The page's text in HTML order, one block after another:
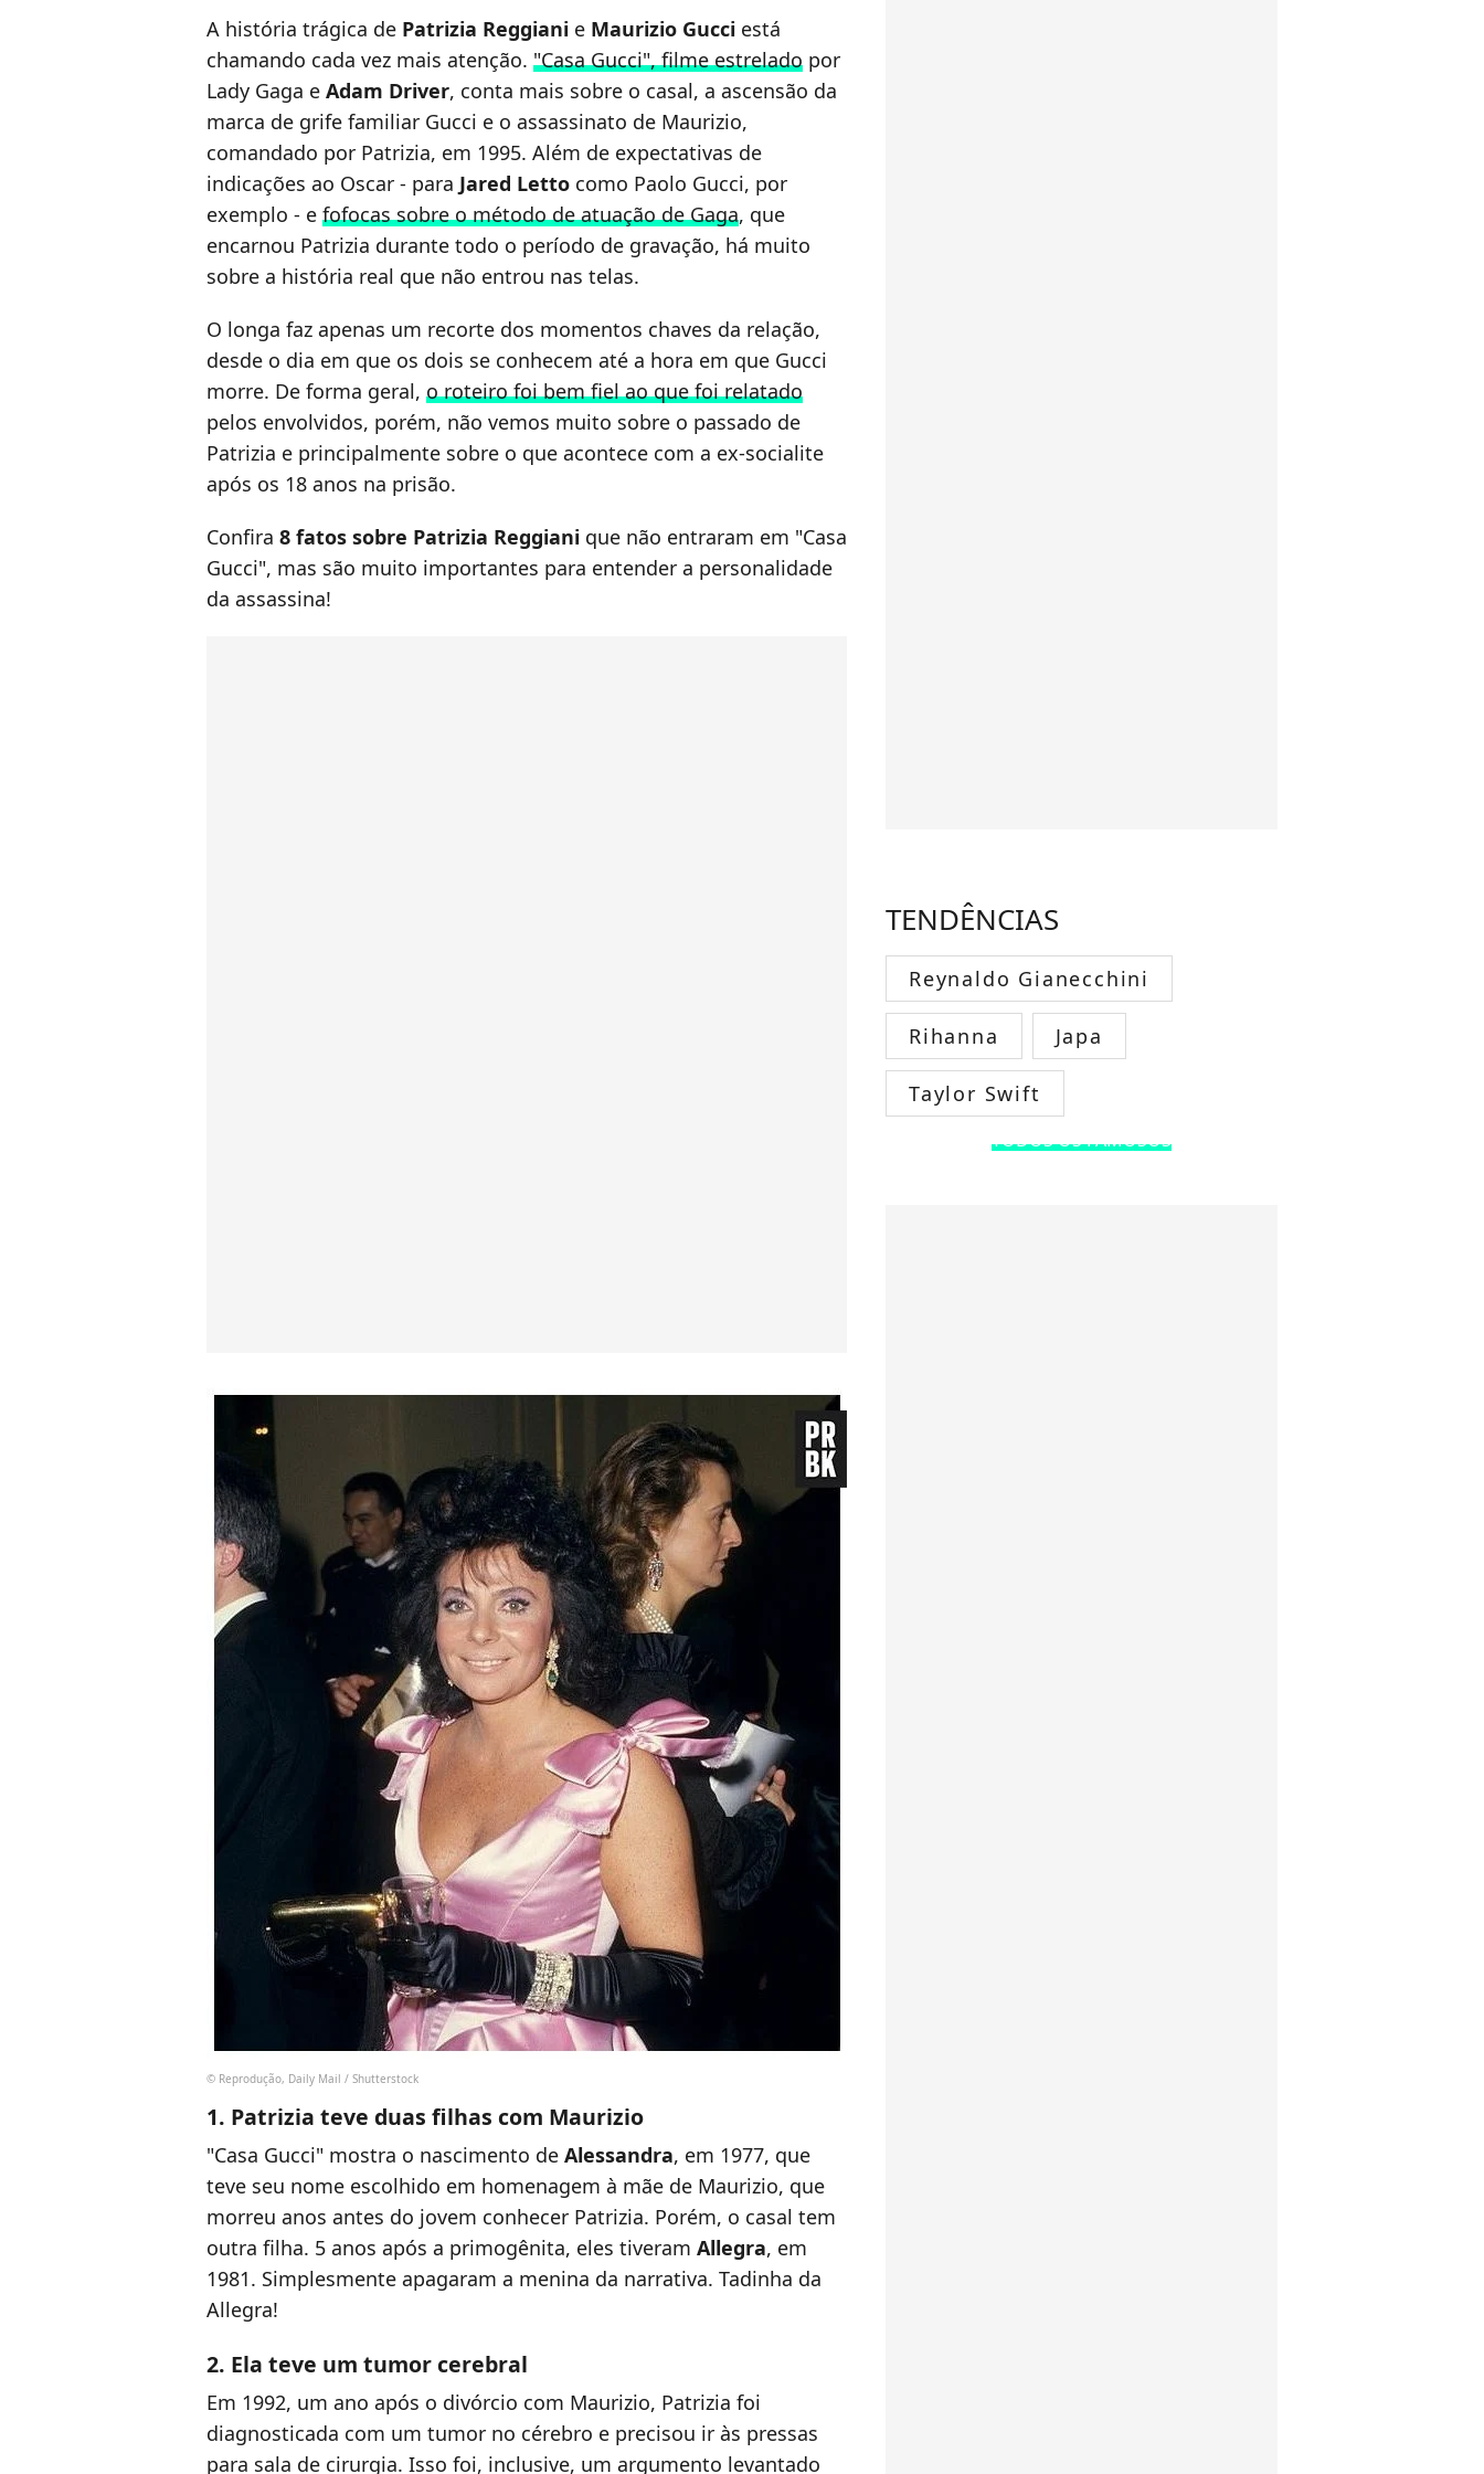
A história trágica de Patrizia Reggiani e Maurizio Gucci está
chamando cada vez mais atenção. "Casa Gucci", filme estrelado por
Lady Gaga e Adam Driver, conta mais sobre o casal, a ascensão da
marca de grife familiar Gucci e o assassinato de Maurizio,
comandado por Patrizia, em 1995. Além de expectativas de
indicações ao Oscar - para Jared Letto como Paolo Gucci, por
exemplo - e fofocas sobre o método de atuação de Gaga, que
encarnou Patrizia durante todo o período de gravação, há muito
sobre a história real que não entrou nas telas.
O longa faz apenas um recorte dos momentos chaves da relação,
desde o dia em que os dois se conhecem até a hora em que Gucci
morre. De forma geral, o roteiro foi bem fiel ao que foi relatado
pelos envolvidos, porém, não vemos muito sobre o passado de
Patrizia e principalmente sobre o que acontece com a ex-socialite
após os 18 anos na prisão.
Confira 8 fatos sobre Patrizia Reggiani que não entraram em "Casa
Gucci", mas são muito importantes para entender a personalidade
da assassina!
© Reprodução, Daily Mail / Shutterstock
1. Patrizia teve duas filhas com Maurizio
"Casa Gucci" mostra o nascimento de Alessandra, em 1977, que
teve seu nome escolhido em homenagem à mãe de Maurizio, que
morreu anos antes do jovem conhecer Patrizia. Porém, o casal tem
outra filha. 5 anos após a primogênita, eles tiveram Allegra, em
1981. Simplesmente apagaram a menina da narrativa. Tadinha da
Allegra!
2. Ela teve um tumor cerebral
Em 1992, um ano após o divórcio com Maurizio, Patrizia foi
diagnosticada com um tumor no cérebro e precisou ir às pressas
para sala de cirurgia. Isso foi, inclusive, um argumento levantado
TENDÊNCIAS
Reynaldo Gianecchini
Rihanna Japa
Taylor Swift
TODOS OS FAMOSOS